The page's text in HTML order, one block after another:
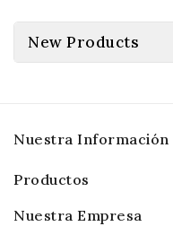
New Products
Nuestra Información
Productos
Nuestra Empresa